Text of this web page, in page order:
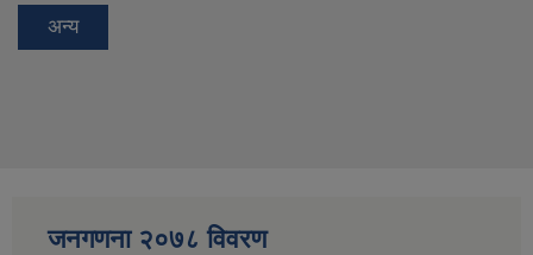
अन्य
जनगणना २०७८ विवरण